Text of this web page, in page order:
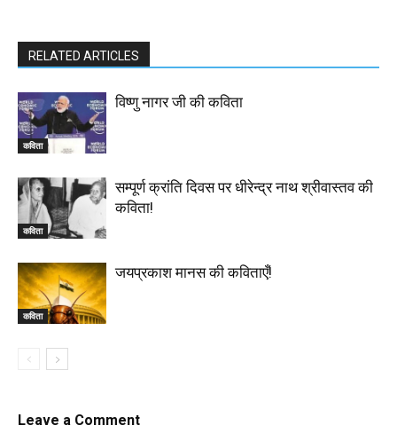
RELATED ARTICLES
कविता
विष्णु नागर जी की कविता
कविता
सम्पूर्ण क्रांति दिवस पर धीरेन्द्र नाथ श्रीवास्तव की
कविता!
कविता
जयप्रकाश मानस की कविताएँ!
Leave a Comment